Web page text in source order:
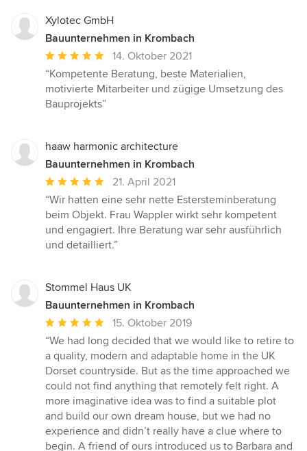
Xylotec GmbH
Bauunternehmen in Krombach
Durchschnittliche
Bewertung:
5
von
14. Oktober 2021
“Kompetente Beratung, beste Materialien,
motivierte Mitarbeiter und zügige Umsetzung des
Bauprojekts”
haaw harmonic architecture
Bauunternehmen in Krombach
Durchschnittliche
Bewertung:
5
von
5
21. April 2021
“Wir hatten eine sehr nette Estersteminberatung
beim Objekt. Frau Wappler wirkt sehr kompetent
und engagiert. Ihre Beratung war sehr ausführlich
und detailliert.”
Stommel Haus UK
Bauunternehmen in Krombach
Durchschnittliche
Bewertung:
5
von
5
Sternen
15. Oktober 2019
“We had long decided that we would like to retire to
a quality, modern and adaptable home in the UK
Dorset countryside. But as the time approached we
could not find anything that remotely felt right. A
more imaginative idea was to find a suitable plot
and build our own dream house, but we had no
experience and didn’t really have a clue where to
begin. A friend of ours introduced us to Barbara and